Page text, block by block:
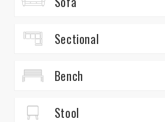
Sectional
Bench
Stool